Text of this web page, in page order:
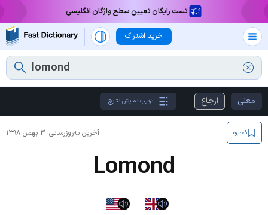
تست رایگان تعیین سطح واژگان انگلیسی
خرید اشتراک
معنی ارجاع ترتیب نمایش نتایج
آخرین به‌روزرسانی: ۳ بهمن ۱۳۹۸ ذخیره
Lomond